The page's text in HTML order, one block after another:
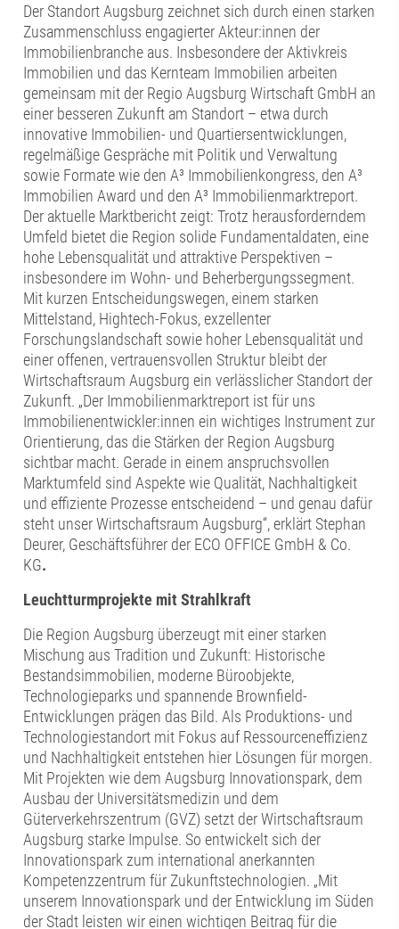
Der Standort Augsburg zeichnet sich durch einen starken
Zusammenschluss engagierter Akteur:innen der
Immobilienbranche aus. Insbesondere der Aktivkreis
Immobilien und das Kernteam Immobilien arbeiten
gemeinsam mit der Regio Augsburg Wirtschaft GmbH an
einer besseren Zukunft am Standort – etwa durch
innovative Immobilien- und Quartiersentwicklungen,
regelmäßige Gespräche mit Politik und Verwaltung
sowie Formate wie den A³ Immobilienkongress, den A³
Immobilien Award und den A³ Immobilienmarktreport.
Der aktuelle Marktbericht zeigt: Trotz herausforderndem
Umfeld bietet die Region solide Fundamentaldaten, eine
hohe Lebensqualität und attraktive Perspektiven –
insbesondere im Wohn- und Beherbergungssegment.
Mit kurzen Entscheidungswegen, einem starken
Mittelstand, Hightech-Fokus, exzellenter
Forschungslandschaft sowie hoher Lebensqualität und
einer offenen, vertrauensvollen Struktur bleibt der
Wirtschaftsraum Augsburg ein verlässlicher Standort der
Zukunft. „Der Immobilienmarktreport ist für uns
Immobilienentwickler:innen ein wichtiges Instrument zur
Orientierung, das die Stärken der Region Augsburg
sichtbar macht. Gerade in einem anspruchsvollen
Marktumfeld sind Aspekte wie Qualität, Nachhaltigkeit
und effiziente Prozesse entscheidend – und genau dafür
steht unser Wirtschaftsraum Augsburg“, erklärt Stephan
Deurer, Geschäftsführer der ECO OFFICE GmbH & Co.
KG.
Leuchtturmprojekte mit Strahlkraft
Die Region Augsburg überzeugt mit einer starken
Mischung aus Tradition und Zukunft: Historische
Bestandsimmobilien, moderne Büroobjekte,
Technologieparks und spannende Brownfield-
Entwicklungen prägen das Bild. Als Produktions- und
Technologiestandort mit Fokus auf Ressourceneffizienz
und Nachhaltigkeit entstehen hier Lösungen für morgen.
Mit Projekten wie dem Augsburg Innovationspark, dem
Ausbau der Universitätsmedizin und dem
Güterverkehrszentrum (GVZ) setzt der Wirtschaftsraum
Augsburg starke Impulse. So entwickelt sich der
Innovationspark zum international anerkannten
Kompetenzzentrum für Zukunftstechnologien. „Mit
unserem Innovationspark und der Entwicklung im Süden
der Stadt leisten wir einen wichtigen Beitrag für die